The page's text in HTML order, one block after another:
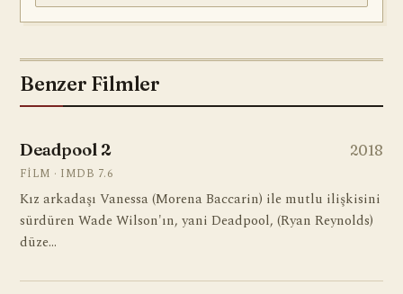
Benzer Filmler
Deadpool 2 2018
FILM · IMDB 7.6
Kız arkadaşı Vanessa (Morena Baccarin) ile mutlu ilişkisini
sürdüren Wade Wilson'ın, yani Deadpool, (Ryan Reynolds)
düze…